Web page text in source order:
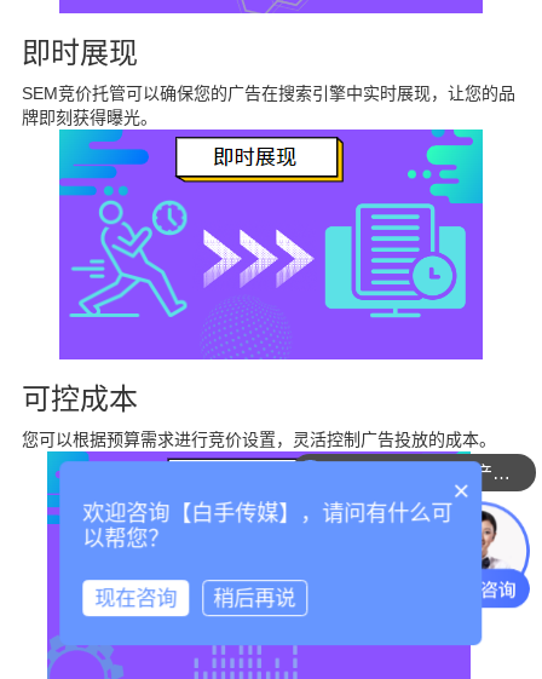
即时展现
SEM竞价托管可以确保您的广告在搜索引擎中实时展现，让您的品
牌即刻获得曝光。
可控成本
您可以根据预算需求进行竞价设置，灵活控制广告投放的成本。
可以介绍下你们的产品么
×
欢迎咨询【白手传媒】，请问有什么可
以帮您？
现在咨询 稍后再说